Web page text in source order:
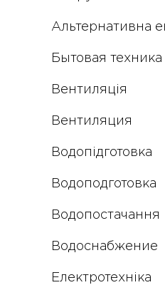
Альтернативна
Бытовая техника
Вентиляція
Вентиляция
Водопідготовка
Водоподготовка
Водопостачання
Водоснабжение
Електротехніка